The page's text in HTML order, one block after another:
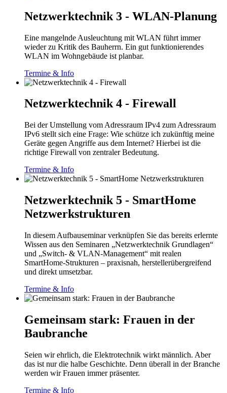
Netzwerktechnik 3 - WLAN-Planung
Eine mangelnde Ausleuchtung mit WLAN führt immer
wieder zu Kritik des Bauherrn. Ein gut funktionierendes
WLAN im Wohngebäude ist planbar.
Termine & Info
Netzwerktechnik 4 - Firewall
Bei der Umstellung vom Adressraum IPv4 zum Adressraum
IPv6 stellt sich eine Frage: Wie schütze ich zukünftig meine
Geräte gegen Angriffe aus dem Internet? Hierbei ist die
richtige Firewall von zentraler Bedeutung.
Termine & Info
Netzwerktechnik 5 - SmartHome
Netzwerkstrukturen
In diesem Aufbauseminar verknüpfen Sie das bereits erlernte
Wissen aus den Seminaren „Netzwerktechnik Grundlagen“
und „Switch- & VLAN-Management“ mit realen
SmartHome‑Strukturen – praxisnah, herstellerübergreifend
und direkt umsetzbar.
Termine & Info
Gemeinsam stark: Frauen in der
Baubranche
Seien wir ehrlich, die Elektrotechnik wirkt männlich. Aber
das ist nur die halbe Geschichte. Denn überall in der Branche
werden wir Frauen immer präsenter.
Termine & Info